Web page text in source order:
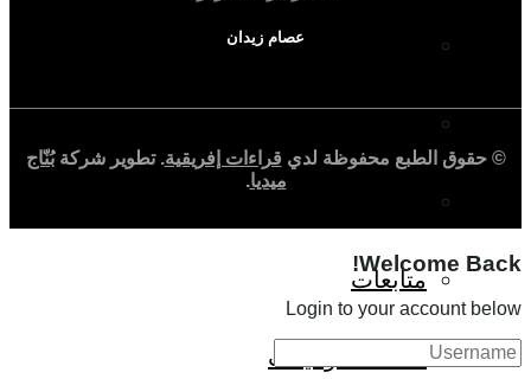
حوارات وتحقيقات
متابعات
منظمات وهيئات
عصام زيدان
© حقوق الطبع محفوظة لدي قراءات إفريقية. تطوير شركةبُنّاج
ميديا.
Welcome Back!
Login to your account below